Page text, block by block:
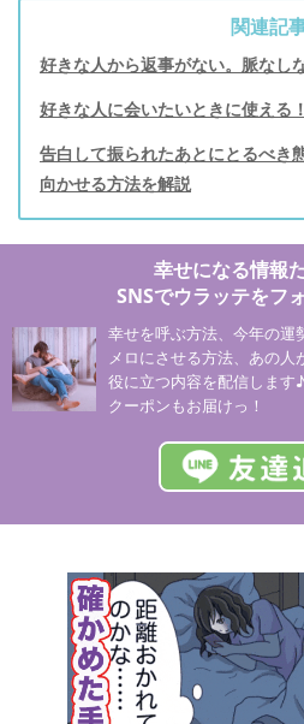
関連記
好きな人から返事がない。脈なし
好きな人に会いたいときに使える
告白して振られたあとにとるべき
向かせる方法を解説
幸せになる情報
SNSでウラッテをフ
幸せを呼ぶ方法、今年の運
メロにさせる方法、あの
役に立つ内容を配信します
クーポンもお届けっ！